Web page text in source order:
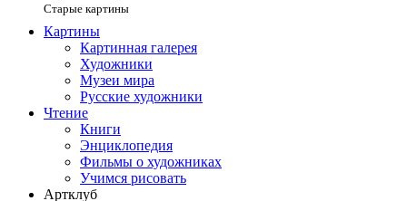
Старые картины
Картины
Картинная галерея
Художники
Музеи мира
Русские художники
Чтение
Книги
Энциклопедия
Фильмы о художниках
Учимся рисовать
Артклуб